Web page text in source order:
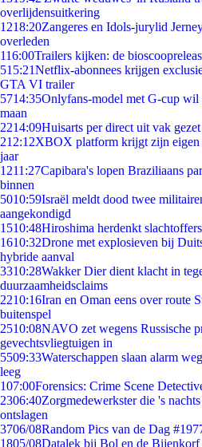
overlijdensuitkering
1218:20Zangeres en Idols-jurylid
overleden
116:00Trailers kijken: de
515:21Netflix-abonnees krijgen
GTA VI trailer
5714:35Onlyfans-model met G-cup wil
maan
2214:09Huisarts per direct uit vak
212:12XBOX platform krijgt zijn eigen
jaar
1211:27Capibara's lopen Braziliaans
binnen
5010:59Israël meldt dood twee
aangekondigd
1510:48Hiroshima herdenkt
1610:32Drone met explosieven bij
hybride aanval
3310:28Wakker Dier dient klacht in
duurzaamheidsclaims
2210:16Iran en Oman eens over route
buitenspel
2510:08NAVO zet wegens Russische
gevechtsvliegtuigen in
5509:33Waterschappen slaan alarm
leeg
107:00Forensics: Crime Scene
2306:40Zorgmedewerkster die 's
ontslagen
3706/08Random Pics van de Dag
1805/08Datalek bij Bol en de